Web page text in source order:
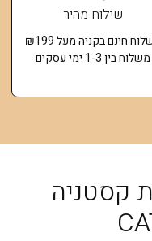
שילוח מהיר
חינם בקניה מעל ₪199
משלוח בין 1-3 ימי עסקים
קסטניה